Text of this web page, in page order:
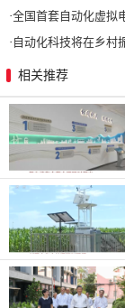
·全国首套自动化虚拟电厂
· 自动化科技将在乡村振兴工
相关推荐